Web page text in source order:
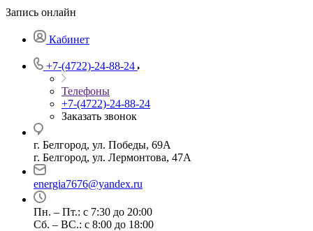
Запись онлайн
Кабинет
+7-(4722)-24-88-24
Телефоны
+7-(4722)-24-88-24
Заказать звонок
г. Белгород, ул. Победы, 69А
г. Белгород, ул. Лермонтова, 47А
energia7676@yandex.ru
Пн. – Пт.: с 7:30 до 20:00
Сб. – ВС.: с 8:00 до 18:00